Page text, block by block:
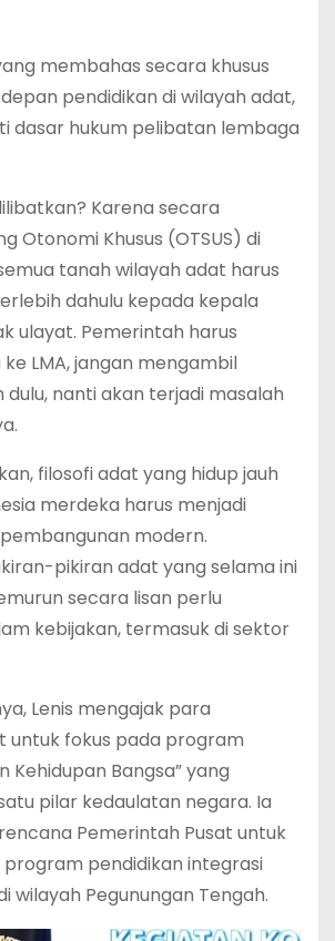
membahas secara khusus
pendidikan di wilayah adat,
dasar hukum pelibatan lembaga
Karena secara
Otonomi Khusus (OTSUS) di
tanah wilayah adat harus
dahulu kepada kepala
ulayat. Pemerintah harus
LMA, jangan mengambil
nanti akan terjadi masalah
filosofi adat yang hidup jauh
merdeka harus menjadi
modern.
pikiran adat yang selama ini
secara lisan perlu
kebijakan, termasuk di sektor
Lenis mengajak para
untuk fokus pada program
Kehidupan Bangsa” yang
pilar kedaulatan negara. Ia
Pemerintah Pusat untuk
pendidikan integrasi
wilayah Pegunungan Tengah.